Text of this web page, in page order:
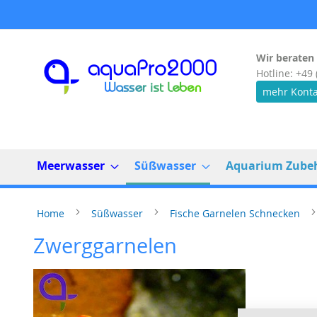
zum
Wir beraten
Hotline: +49
mehr
Meerwasser
Süßwasser Aquarium
Home Süßwasser Fische Garnelen Schnecken
Zwerggarnelen